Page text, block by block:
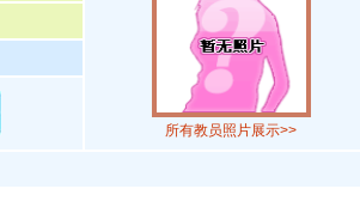
所有教员照片展示>>